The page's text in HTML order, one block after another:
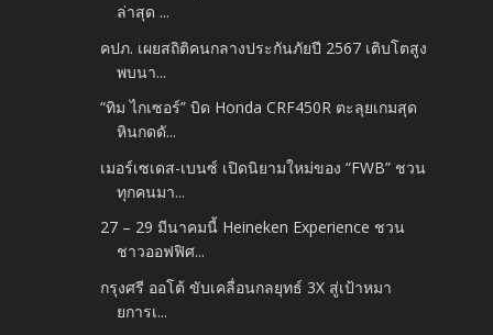
ล่าสุด ...
คปภ. เผยสถิติคนกลางประกันภัยปี 2567 เติบโตสูง
พบนา...
“ทิม ไกเซอร์” บิด Honda CRF450R ตะลุยเกมสุด
หินกดดั...
เมอร์เซเดส-เบนซ์ เปิดนิยามใหม่ของ “FWB” ชวน
ทุกคนมา...
27 – 29 มีนาคมนี้ Heineken Experience ชวน
ชาวออฟฟิศ...
กรุงศรี ออโต้ ขับเคลื่อนกลยุทธ์ 3X สู่เป้าหมา
ยการเ...